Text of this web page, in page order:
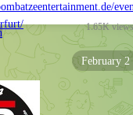
1.65Kviews
February 2